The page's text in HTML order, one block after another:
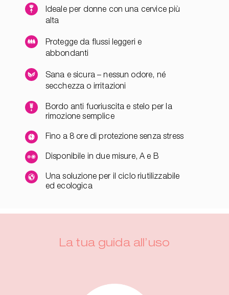
Ideale per donne con una cervice più
alta
Protegge da flussi leggeri e
abbondanti
Sana e sicura – nessun odore, né
secchezza o irritazioni
Bordo anti fuoriuscita e stelo per la
rimozione semplice
Fino a 8 ore di protezione senza stress
Disponibile in due misure, A e B
Una soluzione per il ciclo riutilizzabile
ed ecologica
La tua guida all’uso